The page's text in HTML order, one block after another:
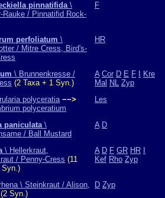
pinnatifida\
Rauke / Pinnatifid Rock-
F
perfoliatum \
/ Mitre Cress, Bird's-
HR
\ Brunnenkresse /
(2 Taxa + 1 Syn.)
A Cor D E F
Kre
Mal NL Zyp
polyceratia −−>
polyceratium
Les
paniculata\
/ Ball Mustard
A D
\ Hellerkraut,
/ Penny-Cress (11
Syn.)
A D F GR HR
Kef Rho Zyp
\ Steinkraut / Alison,
(2 Syn.)
D Zyp